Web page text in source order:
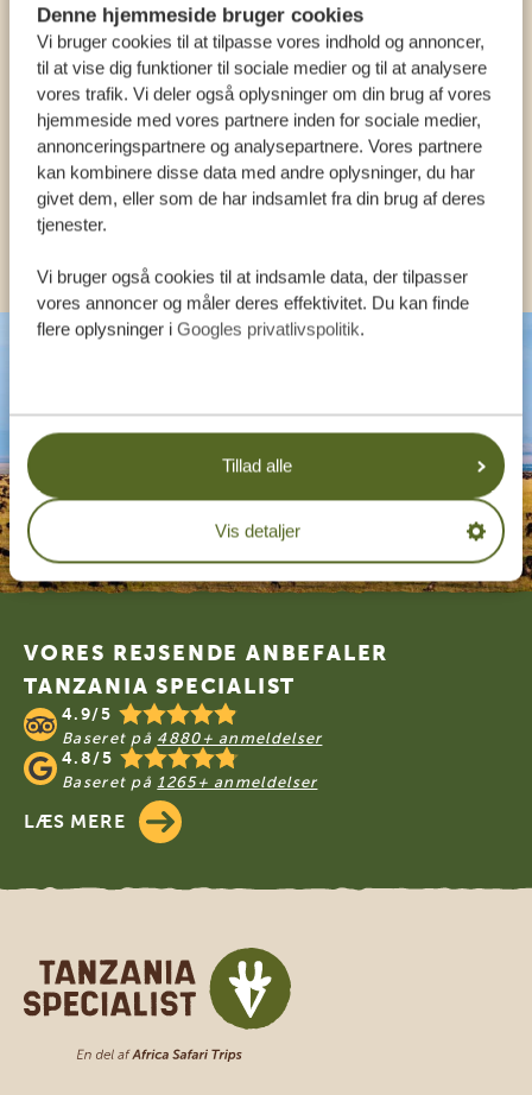
Denne hjemmeside bruger cookies
Vi bruger cookies til at tilpasse vores indhold og annoncer,
til at vise dig funktioner til sociale medier og til at analysere
vores trafik. Vi deler også oplysninger om din brug af vores
hjemmeside med vores partnere inden for sociale medier,
annonceringspartnere og analysepartnere. Vores partnere
kan kombinere disse data med andre oplysninger, du har
givet dem, eller som de har indsamlet fra din brug af deres
tjenester.
Vi bruger også cookies til at indsamle data, der tilpasser
vores annoncer og måler deres effektivitet. Du kan finde
flere oplysninger i Googles privatlivspolitik.
Tillad alle
Vis detaljer
VORES SPECIALISTER SIDDER KLAR TIL AT
HJÆLPE DIG
DA:+4589878233
Footer
VORES REJSENDE ANBEFALER
TANZANIA SPECIALIST
4.9/5
Baseret på 4880+ anmeldelser
4.8/5
Baseret på 1265+ anmeldelser
LÆS MERE
Tanzania Specialist